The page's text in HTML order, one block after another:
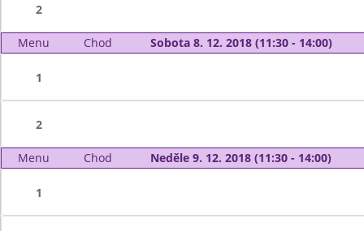
2
Menu Chod Sobota 8. 12. 2018 (11:30 - 14:00)
1
2
Menu Chod Neděle 9. 12. 2018 (11:30 - 14:00)
1